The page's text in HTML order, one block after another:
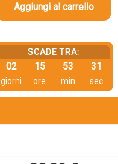
Aggiungi al carrello
SCADE TRA:
02
giorni
15
ore
53
min
31
sec